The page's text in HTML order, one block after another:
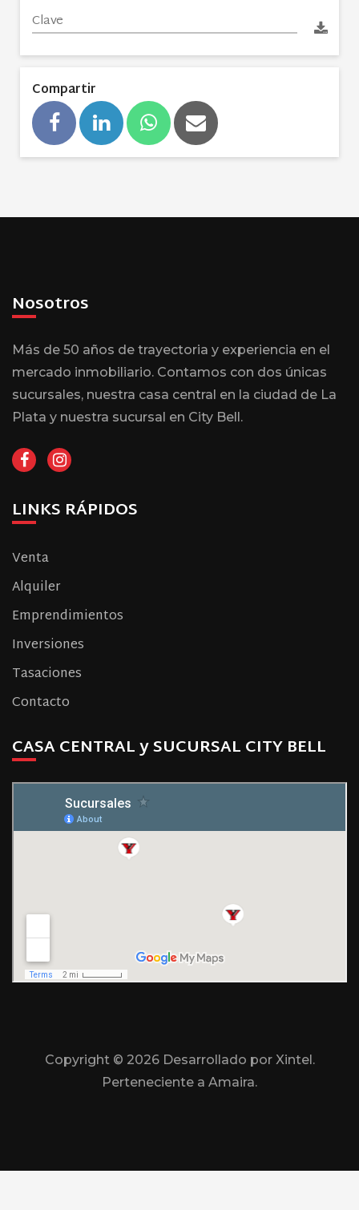
Compartir
Nosotros
Más de 50 años de trayectoria y experiencia en el
mercado inmobiliario. Contamos con dos únicas
sucursales, nuestra casa central en la ciudad de La
Plata y nuestra sucursal en City Bell.
LINKS RÁPIDOS
Venta
Alquiler
Emprendimientos
Inversiones
Tasaciones
Contacto
CASA CENTRAL y SUCURSAL CITY BELL
Copyright © 2026 Desarrollado por Xintel.
Perteneciente a Amaira.